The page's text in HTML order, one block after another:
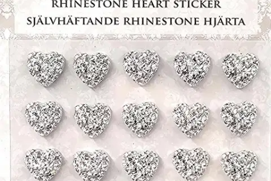
Etu ei koske Suuri‑lisäpalvelulla toimitettavia tuotteita.
Tarkista myymäläsaatavuus
Tuotekuvaus